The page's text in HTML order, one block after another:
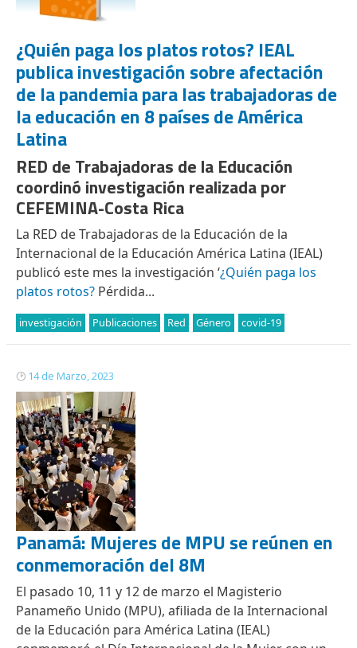
¿Quién paga los platos rotos? IEAL
publica investigación sobre afectación
de la pandemia para las trabajadoras de
la educación en 8 países de América
Latina
RED de Trabajadoras de la Educación
coordinó investigación realizada por
CEFEMINA-Costa Rica
La RED de Trabajadoras de la Educación de la
Internacional de la Educación América Latina (IEAL)
publicó este mes la investigación ‘¿Quién paga los
platos rotos? Pérdida...
investigación Publicaciones Red Género covid-19
14 de Marzo, 2023
Panamá: Mujeres de MPU se reúnen en
conmemoración del 8M
El pasado 10, 11 y 12 de marzo el Magisterio
Panameño Unido (MPU), afiliada de la Internacional
de la Educación para América Latina (IEAL)